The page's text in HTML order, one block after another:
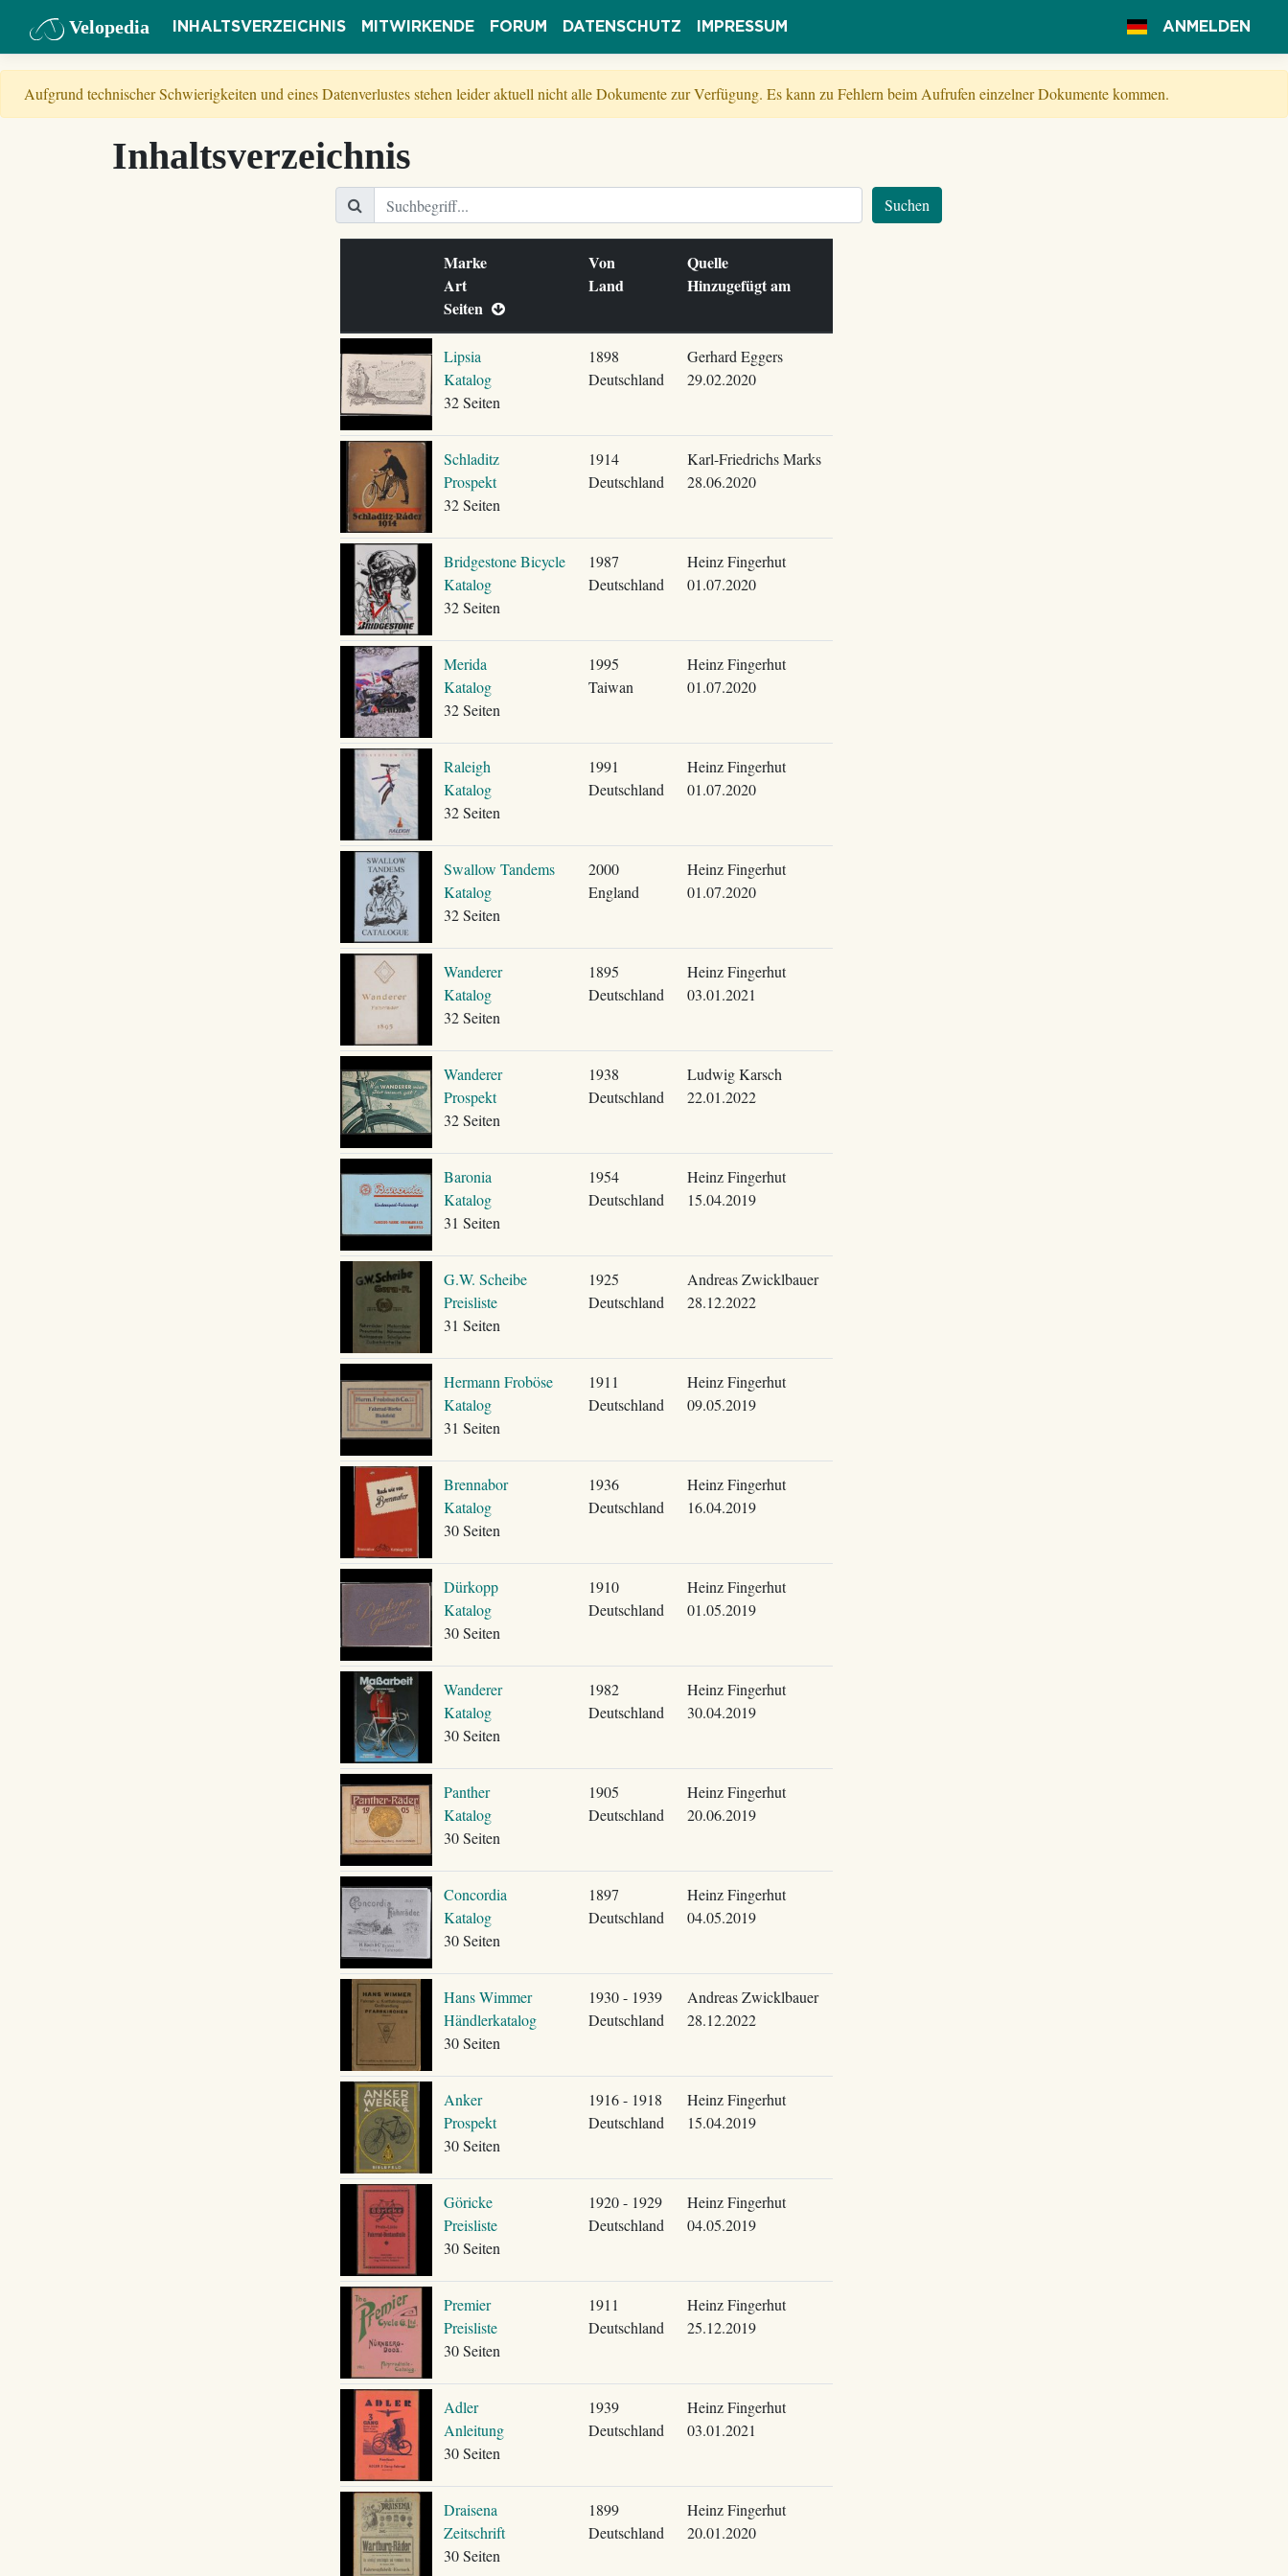
Velopedia INHALTSVERZEICHNIS MITWIRKENDE FORUM DATENSCHUTZ IMPRESSUM ANMELDEN
Aufgrund technischer Schwierigkeiten und eines Datenverlustes stehen leider aktuell nicht alle Dokumente zur Verfügung. Es kann zu Fehlern beim Aufrufen einzelner Dokumente kommen.
Inhaltsverzeichnis
Suchen
Marke
Art
Seiten
Von
Land
Quelle
Hinzugefügt am
Lipsia
Katalog
32 Seiten
1898
Deutschland
Gerhard Eggers
29.02.2020
Schladitz
Prospekt
32 Seiten
1914
Deutschland
Karl-Friedrichs Marks
28.06.2020
Bridgestone Bicycle
Katalog
32 Seiten
1987
Deutschland
Heinz Fingerhut
01.07.2020
Merida
Katalog
32 Seiten
1995
Taiwan
Heinz Fingerhut
01.07.2020
Raleigh
Katalog
32 Seiten
1991
Deutschland
Heinz Fingerhut
01.07.2020
Swallow Tandems
Katalog
32 Seiten
2000
England
Heinz Fingerhut
01.07.2020
Wanderer
Katalog
32 Seiten
1895
Deutschland
Heinz Fingerhut
03.01.2021
Wanderer
Prospekt
32 Seiten
1938
Deutschland
Ludwig Karsch
22.01.2022
Baronia
Katalog
31 Seiten
1954
Deutschland
Heinz Fingerhut
15.04.2019
G.W. Scheibe
Preisliste
31 Seiten
1925
Deutschland
Andreas Zwicklbauer
28.12.2022
Hermann Froböse
Katalog
31 Seiten
1911
Deutschland
Heinz Fingerhut
09.05.2019
Brennabor
Katalog
30 Seiten
1936
Deutschland
Heinz Fingerhut
16.04.2019
Dürkopp
Katalog
30 Seiten
1910
Deutschland
Heinz Fingerhut
01.05.2019
Wanderer
Katalog
30 Seiten
1982
Deutschland
Heinz Fingerhut
30.04.2019
Panther
Katalog
30 Seiten
1905
Deutschland
Heinz Fingerhut
20.06.2019
Concordia
Katalog
30 Seiten
1897
Deutschland
Heinz Fingerhut
04.05.2019
Hans Wimmer
Händlerkatalog
30 Seiten
1930 - 1939
Deutschland
Andreas Zwicklbauer
28.12.2022
Anker
Prospekt
30 Seiten
1916 - 1918
Deutschland
Heinz Fingerhut
15.04.2019
Göricke
Preisliste
30 Seiten
1920 - 1929
Deutschland
Heinz Fingerhut
04.05.2019
Premier
Preisliste
30 Seiten
1911
Deutschland
Heinz Fingerhut
25.12.2019
Adler
Anleitung
30 Seiten
1939
Deutschland
Heinz Fingerhut
03.01.2021
Draisena
Zeitschrift
30 Seiten
1899
Deutschland
Heinz Fingerhut
20.01.2020